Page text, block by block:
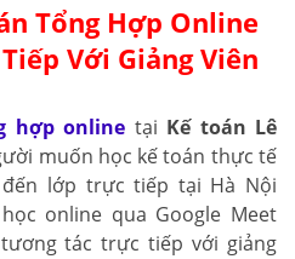
Tổng Hợp Online
Với Giảng Viên
hợp online tại Kế toán Lê
muốn học kế toán thực tế
lớp trực tiếp tại Hà Nội
online qua Google Meet
tác trực tiếp với giảng